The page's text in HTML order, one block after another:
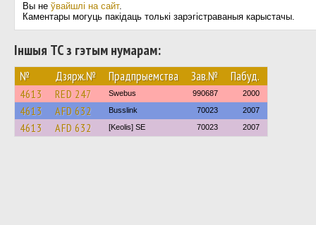
Вы не ўвайшлі на сайт.
Каментары могуць пакідаць толькі зарэгістраваныя карыстачы.
Іншыя ТС з гэтым нумарам:
№ Дзярж.№ Прадпрыемства Зав.№ Пабуд.
4613 RED 247 Swebus 990687 2000
4613 AFD 632 Busslink 70023 2007
4613 AFD 632 [Keolis] SE 70023 2007